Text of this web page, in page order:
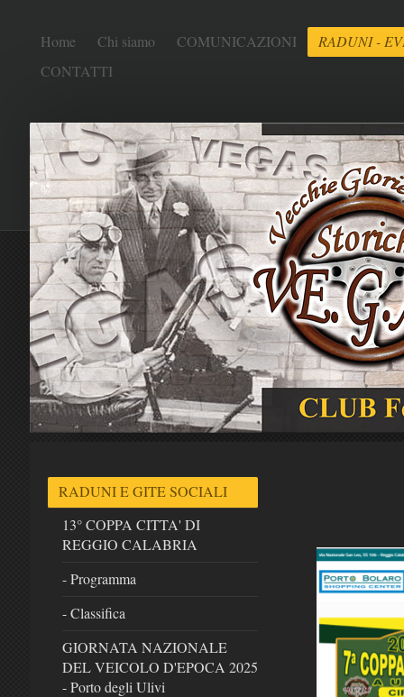
Home Chi siamo COMUNICAZIONI
RADUNI -
CONTATTI
RADUNI E GITE SOCIALI
13° COPPA CITTA' DI
REGGIO CALABRIA
- Programma
- Classifica
GIORNATA NAZIONALE
DEL VEICOLO D'EPOCA 2025
- Porto degli Ulivi